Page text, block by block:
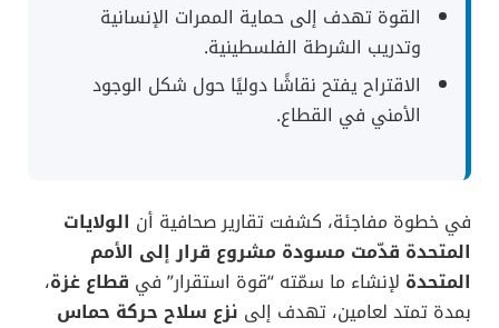
القوة تهدف إلى حماية الممرات الإنسانية
وتدريب الشرطة الفلسطينية.
الاقتراح يفتح نقاشًا دوليًا حول شكل الوجود
الأمني في القطاع.
في خطوة مفاجئة، كشفت تقارير صحافية أن الولايات
المتحدة قدّمت مسودة مشروع قرار إلى الأمم
المتحدة لإنشاء ما سمّته “قوة استقرار” في قطاع غزة،
بمدة تمتد لعامين، تهدف إلى نزع سلاح حركة حماس